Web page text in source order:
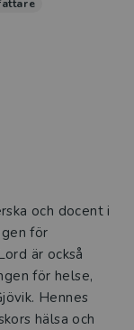
och docent i
för
är också
för helse,
Hennes
hälsa och